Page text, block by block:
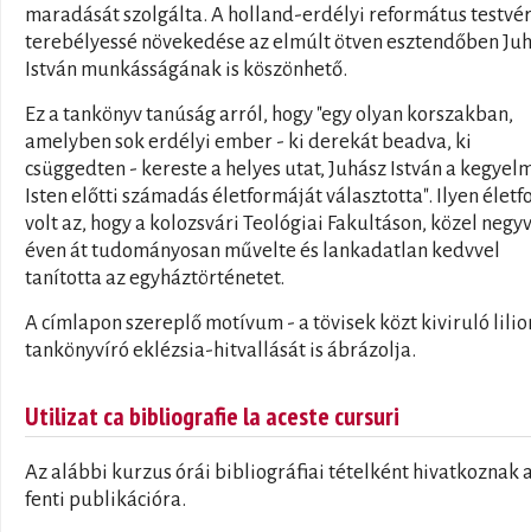
maradását szolgálta. A holland-erdélyi református
terebélyessé növekedése az elmúlt ötven esztendőben
István munkásságának is köszönhető.
Ez a tankönyv tanúság arról, hogy "egy olyan korszakban,
amelyben sok erdélyi ember - ki derekát beadva, ki
csüggedten - kereste a helyes utat, Juhász István a
Isten előtti számadás életformáját választotta". Ilyen
volt az, hogy a kolozsvári Teológiai Fakultáson, közel
éven át tudományosan művelte és lankadatlan kedvvel
tanította az egyháztörténetet.
A címlapon szereplő motívum - a tövisek közt kiviruló
tankönyvíró eklézsia-hitvallását is ábrázolja.
Utilizat ca bibliografie la aceste cursuri
Az alábbi kurzus órái bibliográfiai tételként hivatkoznak
fenti publikációra.